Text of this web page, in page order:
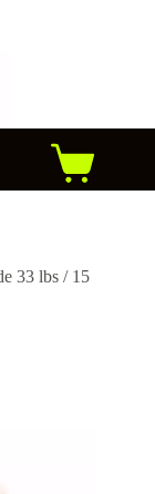
Carro
de
33 lbs / 15